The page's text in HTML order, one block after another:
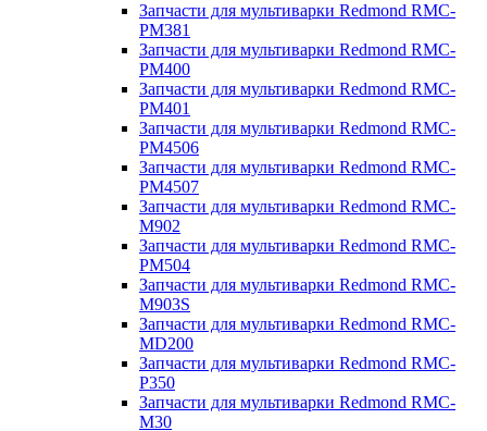
Запчасти для мультиварки Redmond RMC-
PM381
Запчасти для мультиварки Redmond RMC-
PM400
Запчасти для мультиварки Redmond RMC-
PM401
Запчасти для мультиварки Redmond RMC-
PM4506
Запчасти для мультиварки Redmond RMC-
PM4507
Запчасти для мультиварки Redmond RMC-
M902
Запчасти для мультиварки Redmond RMC-
PM504
Запчасти для мультиварки Redmond RMC-
M903S
Запчасти для мультиварки Redmond RMC-
MD200
Запчасти для мультиварки Redmond RMC-
P350
Запчасти для мультиварки Redmond RMC-
M30